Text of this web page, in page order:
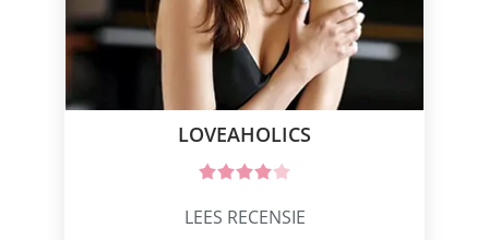
LOVEAHOLICS
LEES RECENSIE